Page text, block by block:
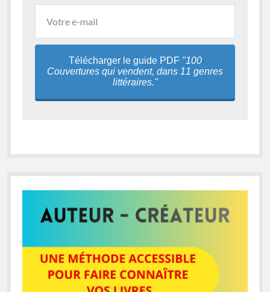
Télécharger le guide PDF "100
Couvertures qui vendent, dans 11 genres
littéraires."